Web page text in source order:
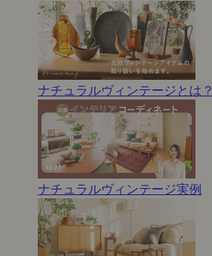
ナチュラルヴィンテージとは？
ナチュラルヴィンテージ実例